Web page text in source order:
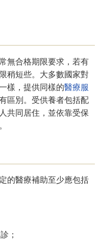
合格期限要求，若有
稍短些。大多數國家對
樣，提供同樣的醫療服
區別。受供養者包括配
共同居住，並依靠受保
醫療補助至少應包括
；